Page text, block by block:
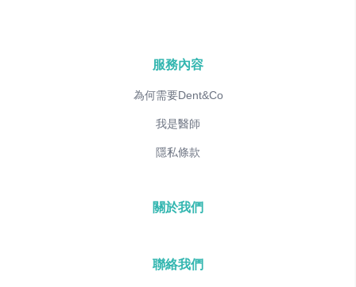
服務內容
為何需要Dent&Co
我是醫師
隱私條款
關於我們
聯絡我們